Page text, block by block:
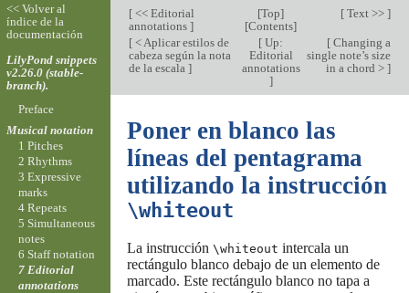
[<< Editorial
annotations ]
[Top]
[Contents]
[Text >> ]
[< Aplicar estilos de
cabeza según la nota
de la escala ]
[ Up:
Editorial
annotations
]
[Changing a
single note’s size
in a chord > ]
Poner en blanco las
líneas del pentagrama
utilizando la instrucción
\whiteout
La instrucción \whiteout intercala un
rectángulo blanco debajo de un elemento de
marcado. Este rectángulo blanco no tapa a
<< Volver al
índice de la
documentación
LilyPond snippets
v2.26.0 (stable-
branch).
Preface
Musical notation
1 Pitches
2 Rhythms
3 Expressive
marks
4 Repeats
5 Simultaneous
notes
6 Staff notation
7 Editorial
annotations